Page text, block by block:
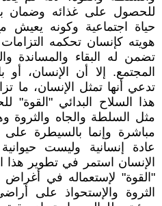
للحصول على غذائه وضمان
حياة اجتماعية وكونه يعيش
هويته كإنسان تحكمه التزامات
تضمن له البقاء والمساندة
المجتمع. إلا أن الإنسان،
تدعي أنها تمثل الإنسان، ما
هذا السلاح البدائي
مثل السلطة والجاه والثروة
مباشرة وإنما بالسيطرة على
عادة إنسانية وليست
الإنسان استمر في تطوير هذا
"القوة" لإستعماله في أغراض
الثروة والإستحواذ على